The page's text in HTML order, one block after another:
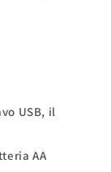
USB, il
AA